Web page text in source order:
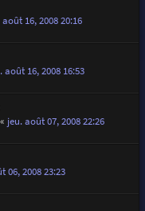
16, 2008 20:16
août 16, 2008 16:53
jeu. août 07, 2008 22:26
06, 2008 23:23